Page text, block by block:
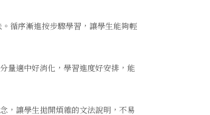
循序漸進按步驟學習，讓學生能夠輕
量適中好消化，學習進度好安排，能
，讓學生拋開煩雜的文法說明，不易